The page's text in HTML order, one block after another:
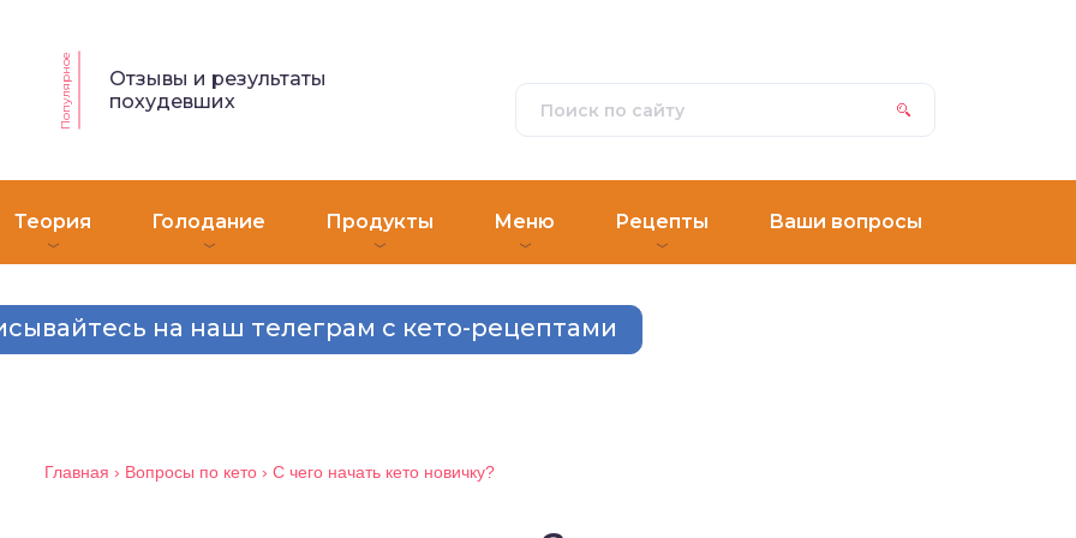
Популярное
Отзывы и результаты
похудевших
Теория Голодание Продукты Меню Рецепты Ваши вопросы
на наш телеграм с кето-рецептами
Главная › Вопросы по кето› С чего начать кето новичку?